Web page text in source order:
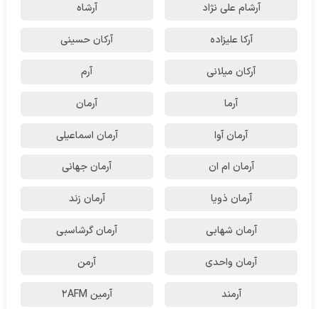
آرشام علی نژاد آرشاه
آرکا علیزاده آرکان حسینی
آرکان میلانی آرم
آرما آرمان
آرمان آوا آرمان اسماعیلی
آرمان ام ان آرمان جهانی
آرمان ذویا آرمان زند
آرمان شهابی آرمان گرشاسبی
آرمان واحدی آرمن
آرمند آرمین 2AFM